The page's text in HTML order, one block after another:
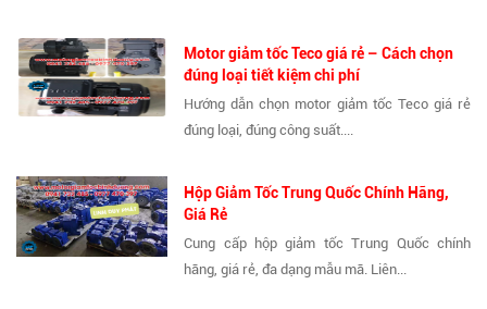
Motor giảm tốc Teco giá rẻ – Cách chọn
đúng loại tiết kiệm chi phí
Hướng dẫn chọn motor giảm tốc Teco giá rẻ
đúng loại, đúng công suất....
Hộp Giảm Tốc Trung Quốc Chính Hãng,
Giá Rẻ
Cung cấp hộp giảm tốc Trung Quốc chính
hãng, giá rẻ, đa dạng mẫu mã. Liên...